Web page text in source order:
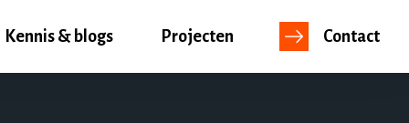
Kennis & blogs Projecten Contact